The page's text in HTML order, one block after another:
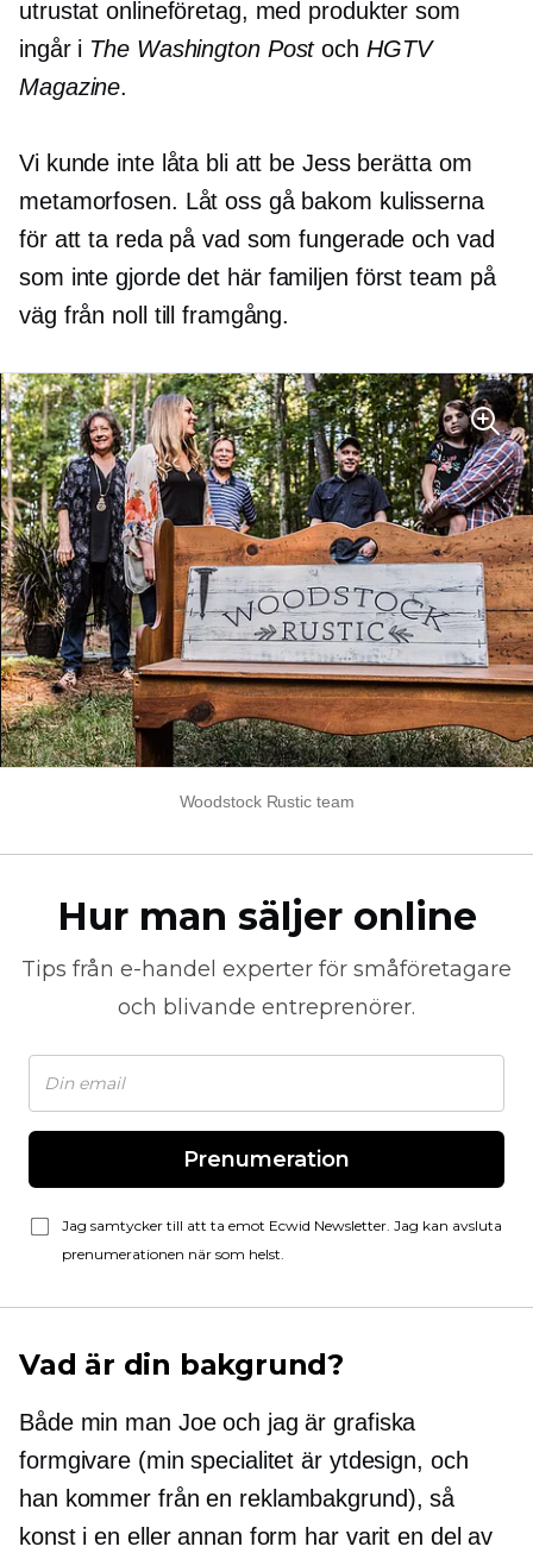
utrustat onlineföretag, med produkter som
ingår i The Washington Postoch HGTV
Magazine.
Vi kunde inte låta bli att be Jess berätta om
metamorfosen. Låt oss gå bakom kulisserna
för att ta reda på vad som fungerade och vad
som inte gjorde det här familjen först team på
väg från noll till framgång.
Woodstock Rustic team
Hur man säljer online
Tips från e-handel experter för småföretagare
och blivande entreprenörer.
Prenumeration
Jag samtycker till att ta emot Ecwid Newsletter. Jag kan avsluta
prenumerationen när som helst.
Vad är din bakgrund?
Både min man Joe och jag är grafiska
formgivare (min specialitet är ytdesign, och
han kommer från en reklambakgrund), så
konst i en eller annan form har varit en del av